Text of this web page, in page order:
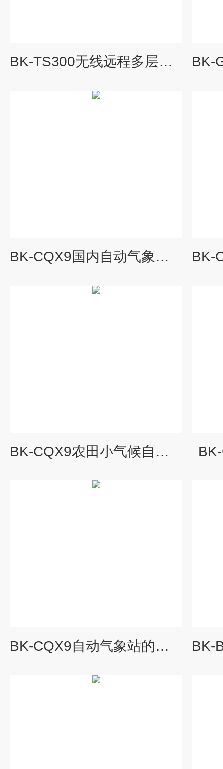
BK-TS300无线远程多层立体土壤墒情监测仪
BK-CQX9国内自动气象站品牌
BK-CQX9农田小气候自动气象站
BK-CQX9自动气象站的技术参数